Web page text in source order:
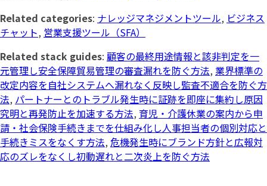
Related categories: ナレッジマネジメントツール, ビジネス
チャット, 営業支援ツール（SFA）
Related stack guides: 顧客の最終用途情報と該非判定を一
元管理し安全保障貿易管理の審査漏れを防ぐ方法, 業界標準の
改定内容を自社システムへ漏れなく反映し監査不適合を防ぐ方
法, パートナーとのトラブル発生時に証跡を即座に集約し原因
究明と再発防止を加速する方法, 育児・介護休業の案内から申
請・社会保険手続きまでを仕組み化し人事担当者の個別対応と
手続きミスをなくす方法, 危機発生時にブランド方針と広報対
応のズレをなくし初動遅れと二次炎上を防ぐ方法